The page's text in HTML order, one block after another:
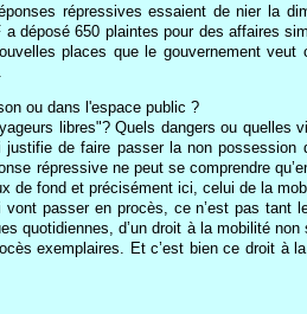
répressives essaient de nier la
déposé 650 plaintes pour des affaires
places que le gouvernement
ou dans l'espace public ?
libres"? Quels dangers ou
de faire passer la non possession
répressive ne peut se comprendre
de fond et précisément ici, celui de la
passer en procès, ce n’est pas
quotidiennes, d’un droit à la mobilité
exemplaires. Et c’est bien ce droit à